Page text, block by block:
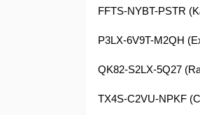
FFTS-NYBT-PSTR
P3LX-6V9T-M2QH
QK82-S2LX-5Q27
TX4S-C2VU-NPKF